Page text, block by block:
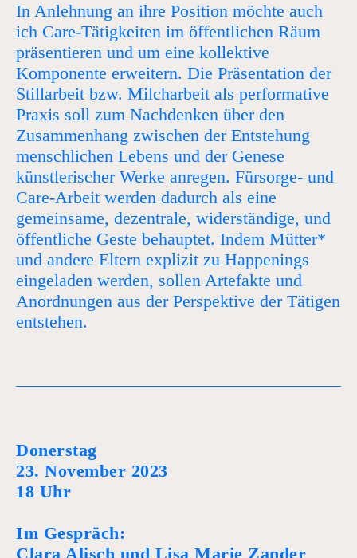
In Anlehnung an ihre Position möchte auch
ich Care-Tätigkeiten im öffentlichen Räum
präsentieren und um eine kollektive
Komponente erweitern. Die Präsentation der
Stillarbeit bzw. Milcharbeit als performative
Praxis soll zum Nachdenken über den
Zusammenhang zwischen der Entstehung
menschlichen Lebens und der Genese
künstlerischer Werke anregen. Fürsorge- und
Care-Arbeit werden dadurch als eine
gemeinsame, dezentrale, widerständige, und
öffentliche Geste behauptet. Indem Mütter*
und andere Eltern explizit zu Happenings
eingeladen werden, sollen Artefakte und
Anordnungen aus der Perspektive der Tätigen
entstehen.
Donerstag
23. November 2023
18 Uhr
Im Gespräch:
Clara Alisch und Lisa Marie Zander